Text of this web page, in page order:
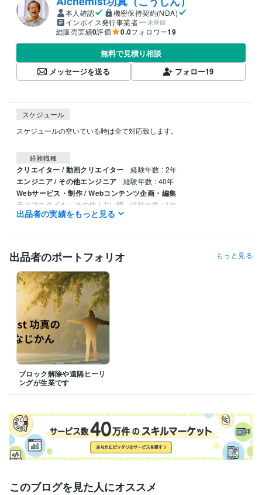
本人確認
機密保持契約(NDA)
インボイス発行事業者
未登録
総販売実績0評価 0.0フォロワー19
無料で見積り相談
メッセージを送る
フォロー19
スケジュール
スケジュールの空いている時は全て対応致します。
経験職種
クリエイター / 動画クリエイター 経験年数 : 2年
エンジニア / その他エンジニア 経験年数 : 40年
Webサービス・制作 / Webコンテンツ企画・編集
ライフスタイル・その他 / 占い師
経験年数 : 1年
ライフスタイル・その他 / その他
職歴
西沢サービス
出品者の実績をもっと見る
出品者のポートフォリオ もっと見る
ブロック解除や遠隔ヒーリ
ングが生業です
このブログを見た人にオススメ